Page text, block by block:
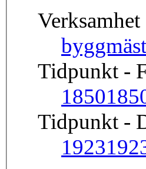
Verksamhet
Tidpunkt -
1850
Tidpunkt -
1923